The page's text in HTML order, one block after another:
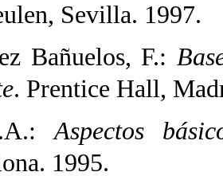
Sevilla. 1997.
Bañuelos, F.:
. Prentice Hall,
Aspectos
1995.